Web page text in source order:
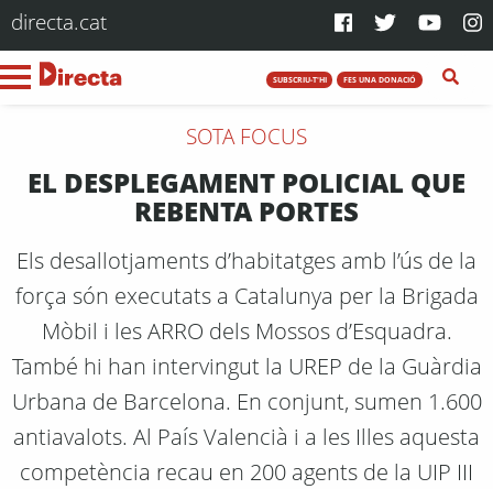
directa.cat
SUBSCRIU-T'HI FES UNA DONACIÓ
SOTA FOCUS
EL DESPLEGAMENT POLICIAL QUE
REBENTA PORTES
Els desallotjaments d’habitatges amb l’ús de la
força són executats a Catalunya per la Brigada
Mòbil i les ARRO dels Mossos d’Esquadra.
També hi han intervingut la UREP de la Guàrdia
Urbana de Barcelona. En conjunt, sumen 1.600
antiavalots. Al País Valencià i a les Illes aquesta
competència recau en 200 agents de la UIP III